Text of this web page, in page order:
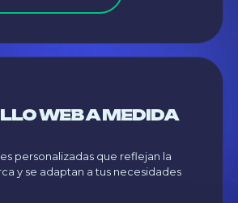
WEB A MEDIDA
personalizadas que reflejan la
y se adaptan a tus necesidades